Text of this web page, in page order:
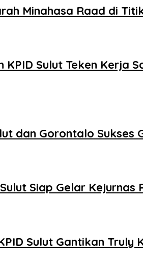
Minahasa Raad di
KPID Sulut Teken
dan Gorontalo
Siap Gelar
Sulut Gantikan Truly